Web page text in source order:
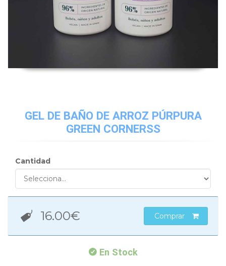
GEL DE BAÑO DE ARROZ PÚRPURA
GREEN CORNERSS
Cantidad
16.00€ Comprar
En Stock